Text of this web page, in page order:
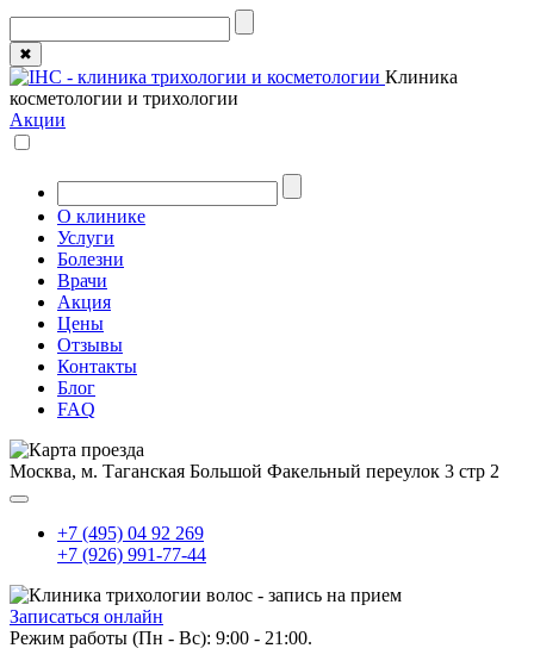
✖
Клиника
косметологии и трихологии
Акции
О клинике
Услуги
Болезни
Врачи
Акция
Цены
Отзывы
Контакты
Блог
FAQ
Москва, м. Таганская Большой Факельный переулок 3 стр 2
+7 (495) 04 92 269
+7 (926) 991-77-44
Записаться онлайн
Режим работы (Пн - Вс): 9:00 - 21:00.